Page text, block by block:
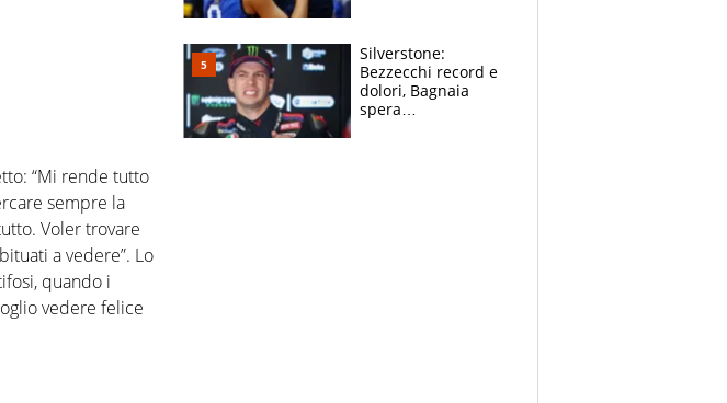
“Mi rende tutto
sempre la
Voler trovare
a vedere”. Lo
quando i
vedere felice
Silverstone:
Bezzecchi record e
dolori, Bagnaia
spera